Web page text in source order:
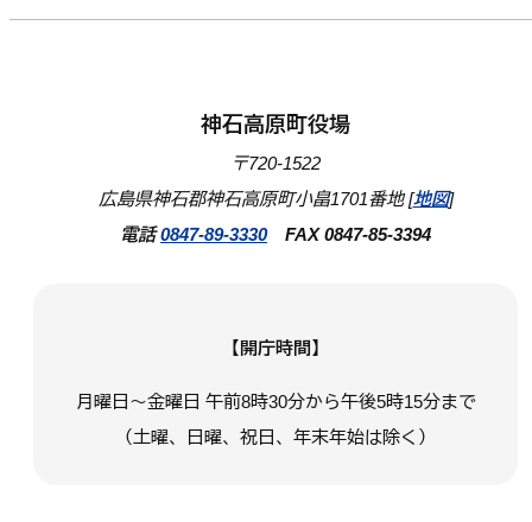
神石高原町役場
〒720-1522
広島県神石郡神石高原町小畠1701番地 [地図]
電話0847-89-3330FAX 0847-85-3394
【開庁時間】
月曜日～金曜日 午前8時30分から午後5時15分まで
（土曜、日曜、祝日、年末年始は除く）